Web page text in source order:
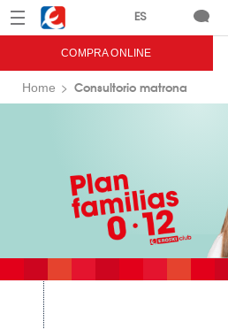
Menú Eroski
COMPRA ONLINE
Home Consultorio matrona